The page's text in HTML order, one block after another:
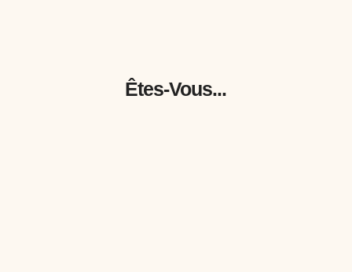
Êtes-Vous...